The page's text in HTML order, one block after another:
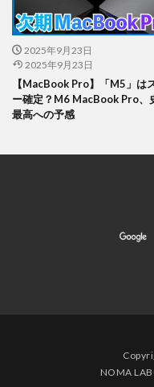
2025年9月23日
2025年9月23日
【MacBook Pro】「M5」は
ー確定？M6 MacBook Pro、
最高への予感
NOMA